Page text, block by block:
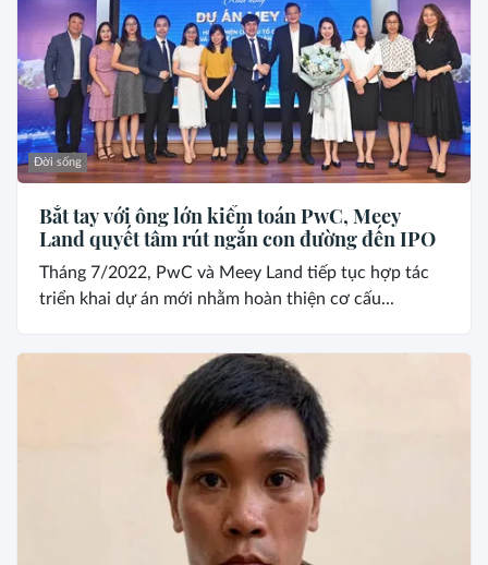
Đời sống
Bắt tay với ông lớn kiểm toán PwC, Meey
Land quyết tâm rút ngắn con đường đến IPO
Tháng 7/2022, PwC và Meey Land tiếp tục hợp tác
triển khai dự án mới nhằm hoàn thiện cơ cấu...